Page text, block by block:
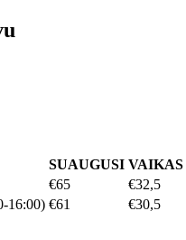
SUAUGUSI VAIKAS
€65 €32,5
16:00) €61 €30,5